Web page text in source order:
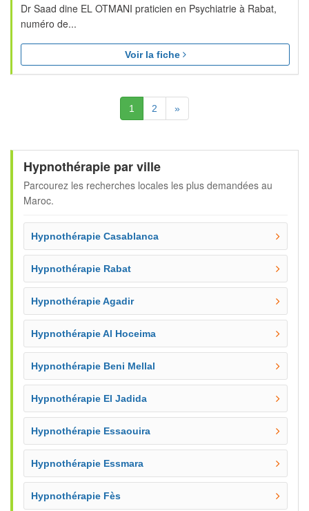
Dr Saad dine EL OTMANI praticien en Psychiatrie à Rabat,
numéro de...
Voir la fiche
1 (Actuelle)
2 »Suivante
Hypnothérapie par ville
Parcourez les recherches locales les plus demandées au
Maroc.
Hypnothérapie Casablanca
Hypnothérapie Rabat
Hypnothérapie Agadir
Hypnothérapie Al Hoceima
Hypnothérapie Beni Mellal
Hypnothérapie El Jadida
Hypnothérapie Essaouira
Hypnothérapie Essmara
Hypnothérapie Fès